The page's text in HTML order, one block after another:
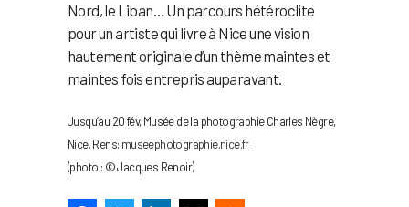
Nord, le Liban… Un parcours hétéroclite
pour un artiste qui livre à Nice une vision
hautement originale d’un thème maintes et
maintes fois entrepris auparavant.
Jusqu’au 20 fév, Musée de la photographie Charles Nègre,
Nice. Rens: museephotographie.nice.fr
(photo : © Jacques Renoir)